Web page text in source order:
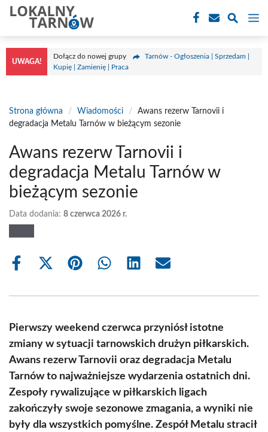
Przejdź
treści
UWAGA!
Dołącz do nowej grupy
Tarnów - Ogłoszenia | Sprzedam |
Kupię | Zamienię | Praca
Strona główna / Wiadomości /
Awans rezerw Tarnovii i
degradacja Metalu Tarnów w bieżącym sezonie
Awans rezerw Tarnovii i
degradacja Metalu Tarnów w
bieżącym sezonie
Data dodania: 8 czerwca 2026 r.
Share
Share
(Twitter)
Share Share Share Share
Pierwszy weekend czerwca przyniósł istotne
zmiany w sytuacji tarnowskich drużyn piłkarskich.
Awans rezerw Tarnovii oraz degradacja Metalu
Tarnów to najważniejsze wydarzenia ostatnich dni.
Zespoły rywalizujące w piłkarskich ligach
zakończyły swoje sezonowe zmagania, a wyniki nie
były dla wszystkich pomyślne. Zespół Metalu stracił